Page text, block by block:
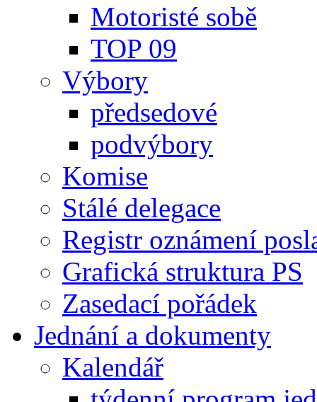
Motoristé sobě
TOP 09
Výbory
předsedové
podvýbory
Komise
Stálé delegace
Registr oznámení
Grafická struktura PS
Zasedací pořádek
Jednání a dokumenty
Kalendář